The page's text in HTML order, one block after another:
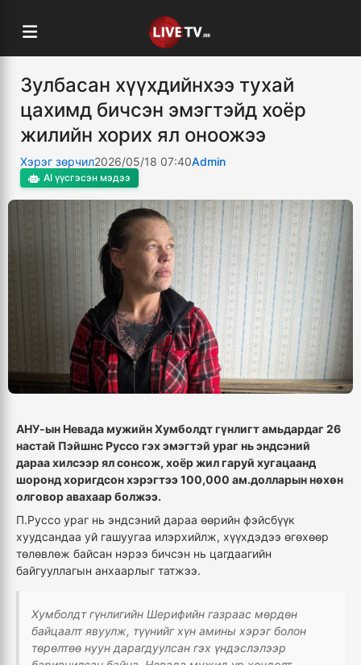
Зулбасан хүүхдийнхээ тухай
цахимд бичсэн эмэгтэйд хоёр
жилийн хорих ял оноожээ
Хэрэг зөрчил2026/05/18 07:40Admin
AI үүсгэсэн мэдээ
АНУ-ын Невада мужийн Хумболдт гүнлигт амьдардаг 26
настай Пэйшнс Руссо гэх эмэгтэй ураг нь эндсэний
дараа хилсээр ял сонсож, хоёр жил гаруй хугацаанд
шоронд хоригдсон хэрэгтээ 100,000 ам.долларын нөхөн
олговор авахаар болжээ.
П.Руссо ураг нь эндсэний дараа өөрийн фэйсбүүк
хуудсандаа уй гашуугаа илэрхийлж, хүүхдэдээ өгөхөөр
төлөвлөж байсан нэрээ бичсэн нь цагдаагийн
байгууллагын анхаарлыг татжээ.
Хумболдт гүнлигийн Шерифийн газраас мөрдөн
байцаалт явуулж, түүнийг хүн амины хэрэг болон
төрөлтөө нуун дарагдуулсан гэх үндэслэлээр